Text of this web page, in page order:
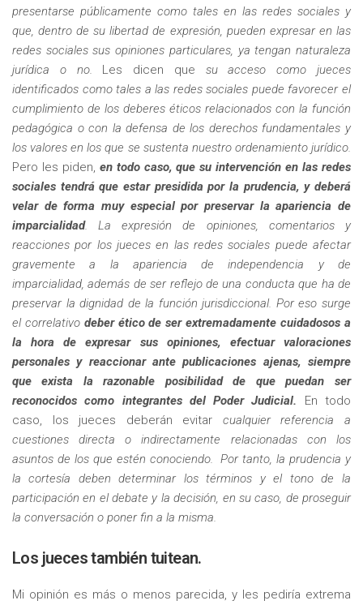
presentarse públicamente como tales en las redes sociales y
que, dentro de su libertad de expresión, pueden expresar en las
redes sociales sus opiniones particulares, ya tengan naturaleza
jurídica o no. Les dicen que su acceso como jueces
identificados como tales a las redes sociales puede favorecer el
cumplimiento de los deberes éticos relacionados con la función
pedagógica o con la defensa de los derechos fundamentales y
los valores en los que se sustenta nuestro ordenamiento jurídico.
Pero les piden, en todo caso, que su intervención en las redes
sociales tendrá que estar presidida por la prudencia, y deberá
velar de forma muy especial por preservar la apariencia de
imparcialidad. La expresión de opiniones, comentarios y
reacciones por los jueces en las redes sociales puede afectar
gravemente a la apariencia de independencia y de
imparcialidad, además de ser reflejo de una conducta que ha de
preservar la dignidad de la función jurisdiccional. Por eso surge
el correlativo deber ético de ser extremadamente cuidadosos a
la hora de expresar sus opiniones, efectuar valoraciones
personales y reaccionar ante publicaciones ajenas, siempre
que exista la razonable posibilidad de que puedan ser
reconocidos como integrantes del Poder Judicial. En todo
caso, los jueces deberán evitar cualquier referencia a
cuestiones directa o indirectamente relacionadas con los
asuntos de los que estén conociendo. Por tanto, la prudencia y
la cortesía deben determinar los términos y el tono de la
participación en el debate y la decisión, en su caso, de proseguir
la conversación o poner fin a la misma.
Los jueces también tuitean.
Mi opinión es más o menos parecida, y les pediría extrema